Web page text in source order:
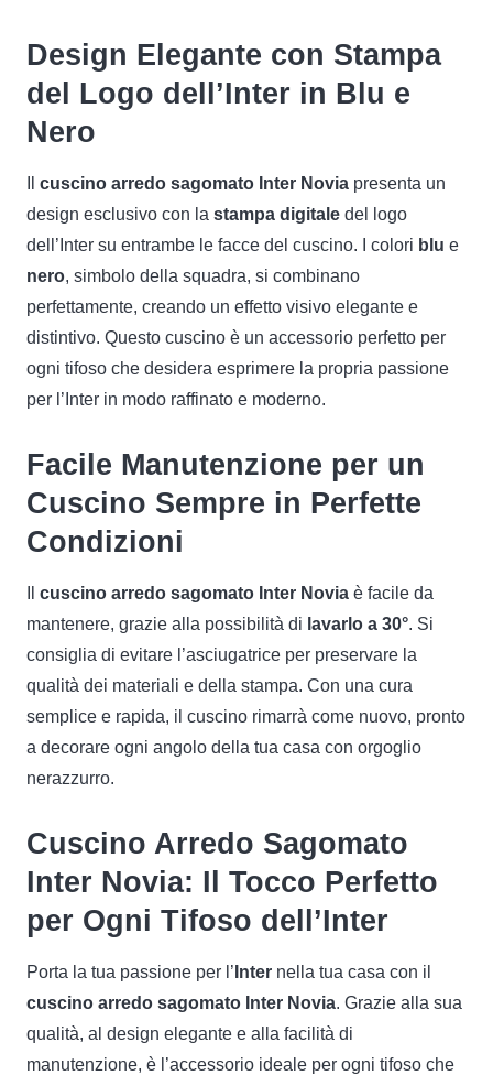
Design Elegante con Stampa
del Logo dell’Inter in Blu e
Nero
cuscino arredo sagomato Inter Novia presenta un
design esclusivo con la stampa digitale del logo
dell’Inter su entrambe le facce del cuscino. I colori blu e
nero, simbolo della squadra, si combinano
perfettamente, creando un effetto visivo elegante e
distintivo. Questo cuscino è un accessorio perfetto per
ogni tifoso che desidera esprimere la propria passione
per l’Inter in modo raffinato e moderno.
Facile Manutenzione per un
Cuscino Sempre in Perfette
Condizioni
cuscino arredo sagomato Inter Novia è facile da
mantenere, grazie alla possibilità di lavarlo a 30°. Si
consiglia di evitare l’asciugatrice per preservare la
qualità dei materiali e della stampa. Con una cura
semplice e rapida, il cuscino rimarrà come nuovo, pronto
a decorare ogni angolo della tua casa con orgoglio
nerazzurro.
Cuscino Arredo Sagomato
Inter Novia: Il Tocco Perfetto
per Ogni Tifoso dell’Inter
Porta la tua passione per l’ Inter nella tua casa con il
cuscino arredo sagomato Inter Novia. Grazie alla sua
qualità, al design elegante e alla facilità di
manutenzione, è l’accessorio ideale per ogni tifoso che